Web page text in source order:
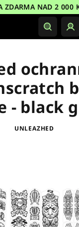
ZDARMA NAD 2 000
Hledat
- black
UNLEAZHED